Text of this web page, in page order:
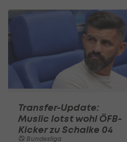
Transfer-Update:
Muslic lotst wohl ÖFB-
Kicker zu Schalke 04
Bundesliga